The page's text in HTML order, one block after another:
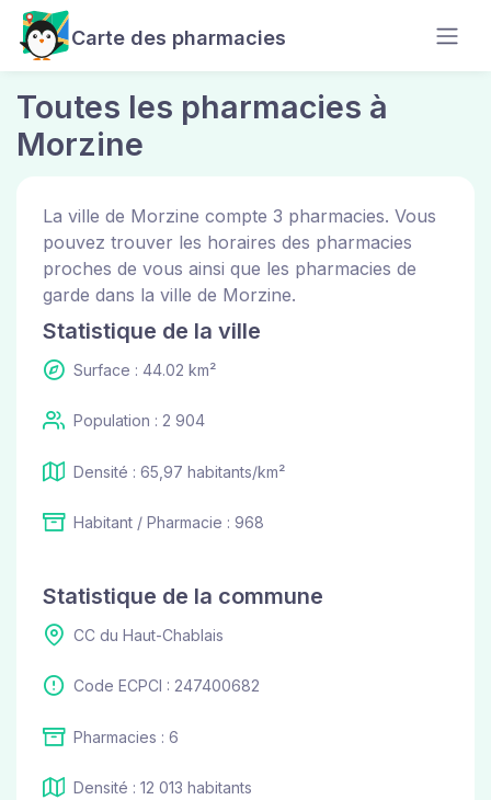
Carte des pharmacies
Toutes les pharmacies à
Morzine
La ville de Morzine compte 3 pharmacies. Vous
pouvez trouver les horaires des pharmacies
proches de vous ainsi que les pharmacies de
garde dans la ville de Morzine.
Statistique de la ville
Surface : 44.02 km²
Population : 2 904
Densité : 65,97 habitants/km²
Habitant / Pharmacie : 968
Statistique de la commune
CC du Haut-Chablais
Code ECPCI : 247400682
Pharmacies : 6
Densité : 12 013 habitants